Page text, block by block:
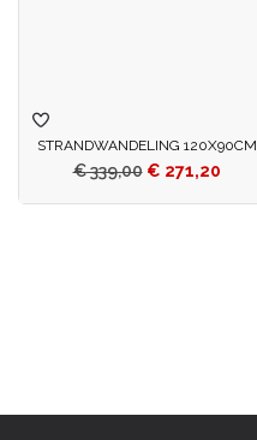
STRANDWANDELING 120X90CM
€339,00 € 271,20